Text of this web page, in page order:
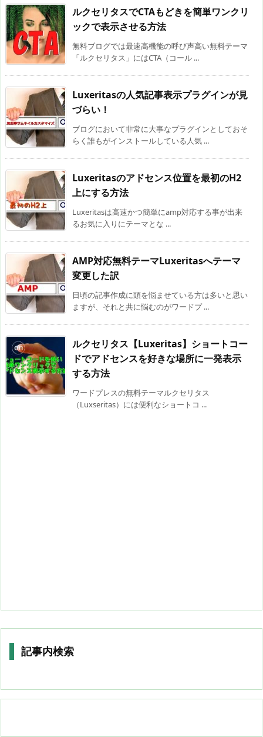
ルクセリタスでCTAもどきを簡単ワンクリ
ックで表示させる方法
無料ブログでは最速高機能の呼び声高い無料テーマ
「ルクセリタス」にはCTA（コール ...
Luxeritasの人気記事表示プラグインが見
づらい！
ブログにおいて非常に大事なプラグインとしておそ
らく誰もがインストールしている人気 ...
Luxeritasのアドセンス位置を最初のH2
上にする方法
Luxeritasは高速かつ簡単にamp対応する事が出来
るお気に入りにテーマとな ...
AMP対応無料テーマLuxeritasへテーマ
変更した訳
日頃の記事作成に頭を悩ませている方は多いと思い
ますが、それと共に悩むのがワードプ ...
ルクセリタス【Luxeritas】ショートコー
ドでアドセンスを好きな場所に一発表示
する方法
ワードプレスの無料テーマルクセリタス
（Luxseritas）には便利なショートコ ...
記事内検索